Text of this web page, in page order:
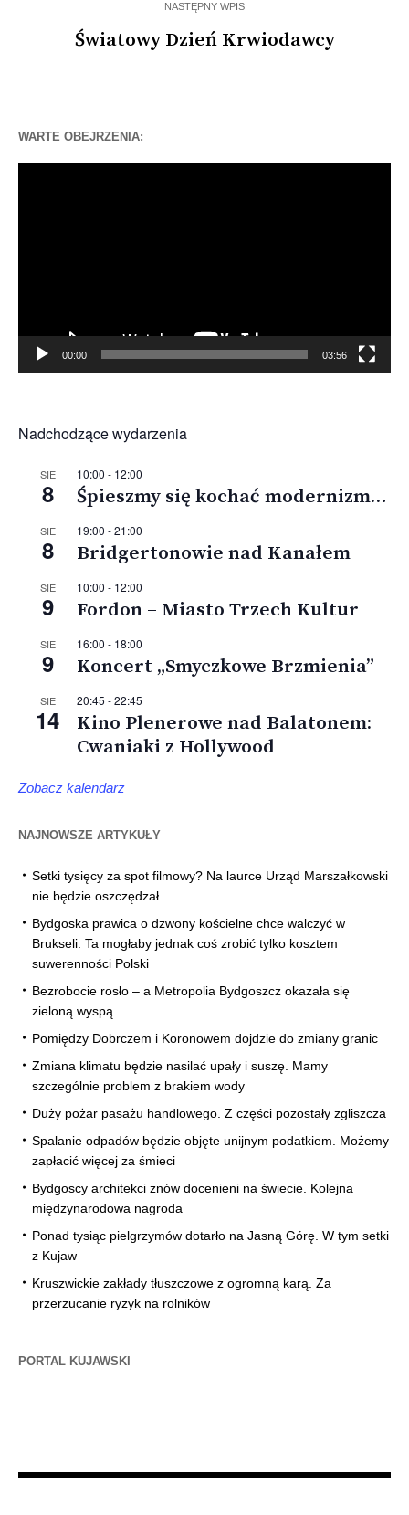
NASTĘPNY WPIS
Światowy Dzień Krwiodawcy
WARTE OBEJRZENIA:
00:00 03:56
Nadchodzące wydarzenia
SIE
8
10:00 - 12:00
Śpieszmy się kochać modernizm…
SIE
8
19:00 -21:00
Bridgertonowie nad Kanałem
SIE
9
10:00 - 12:00
Fordon – Miasto Trzech Kultur
SIE
9
16:00 - 18:00
Koncert „Smyczkowe Brzmienia”
SIE
14
20:45 -22:45
Kino Plenerowe nad Balatonem:
Cwaniaki z Hollywood
Zobacz kalendarz
NAJNOWSZE ARTYKUŁY
Setki tysięcy za spot filmowy? Na laurce Urząd Marszałkowski
nie będzie oszczędzał
Bydgoska prawica o dzwony kościelne chce walczyć w
Brukseli. Ta mogłaby jednak coś zrobić tylko kosztem
suwerenności Polski
Bezrobocie rosło – a Metropolia Bydgoszcz okazała się
zieloną wyspą
Pomiędzy Dobrczem i Koronowem dojdzie do zmiany granic
Zmiana klimatu będzie nasilać upały i suszę. Mamy
szczególnie problem z brakiem wody
Duży pożar pasażu handlowego. Z części pozostały zgliszcza
Spalanie odpadów będzie objęte unijnym podatkiem. Możemy
zapłacić więcej za śmieci
Bydgoscy architekci znów docenieni na świecie. Kolejna
międzynarodowa nagroda
Ponad tysiąc pielgrzymów dotarło na Jasną Górę. W tym setki
z Kujaw
Kruszwickie zakłady tłuszczowe z ogromną karą. Za
przerzucanie ryzyk na rolników
PORTAL KUJAWSKI